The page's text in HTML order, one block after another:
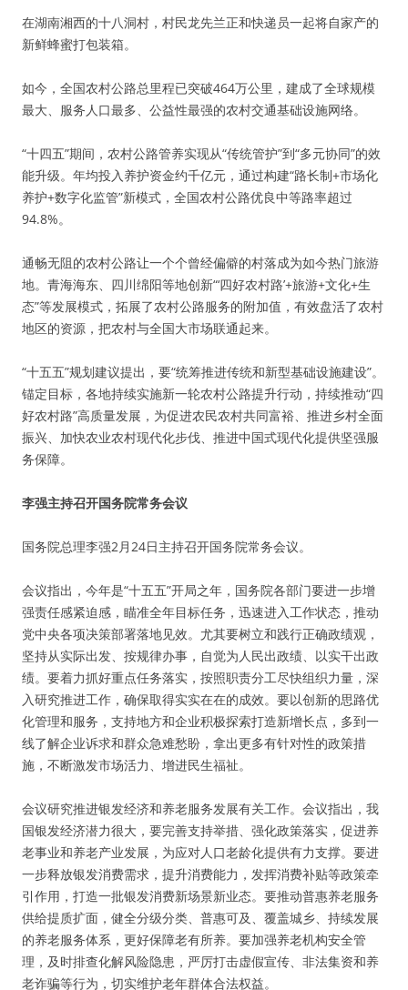
在湖南湘西的十八洞村，村民龙先兰正和快递员一起将自家产的
新鲜蜂蜜打包装箱。
如今，全国农村公路总里程已突破464万公里，建成了全球规模
最大、服务人口最多、公益性最强的农村交通基础设施网络。
“十四五”期间，农村公路管养实现从“传统管护”到“多元协同”的效
能升级。年均投入养护资金约千亿元，通过构建“路长制+市场化
养护+数字化监管”新模式，全国农村公路优良中等路率超过
94.8%。
通畅无阻的农村公路让一个个曾经偏僻的村落成为如今热门旅游
地。青海海东、四川绵阳等地创新“‘四好农村路’+旅游+文化+生
态”等发展模式，拓展了农村公路服务的附加值，有效盘活了农村
地区的资源，把农村与全国大市场联通起来。
“十五五”规划建议提出，要“统筹推进传统和新型基础设施建设”。
锚定目标，各地持续实施新一轮农村公路提升行动，持续推动“四
好农村路”高质量发展，为促进农民农村共同富裕、推进乡村全面
振兴、加快农业农村现代化步伐、推进中国式现代化提供坚强服
务保障。
李强主持召开国务院常务会议
国务院总理李强2月24日主持召开国务院常务会议。
会议指出，今年是“十五五”开局之年，国务院各部门要进一步增
强责任感紧迫感，瞄准全年目标任务，迅速进入工作状态，推动
党中央各项决策部署落地见效。尤其要树立和践行正确政绩观，
坚持从实际出发、按规律办事，自觉为人民出政绩、以实干出政
绩。要着力抓好重点任务落实，按照职责分工尽快组织力量，深
入研究推进工作，确保取得实实在在的成效。要以创新的思路优
化管理和服务，支持地方和企业积极探索打造新增长点，多到一
线了解企业诉求和群众急难愁盼，拿出更多有针对性的政策措
施，不断激发市场活力、增进民生福祉。
会议研究推进银发经济和养老服务发展有关工作。会议指出，我
国银发经济潜力很大，要完善支持举措、强化政策落实，促进养
老事业和养老产业发展，为应对人口老龄化提供有力支撑。要进
一步释放银发消费需求，提升消费能力，发挥消费补贴等政策牵
引作用，打造一批银发消费新场景新业态。要推动普惠养老服务
供给提质扩面，健全分级分类、普惠可及、覆盖城乡、持续发展
的养老服务体系，更好保障老有所养。要加强养老机构安全管
理，及时排查化解风险隐患，严厉打击虚假宣传、非法集资和养
老诈骗等行为，切实维护老年群体合法权益。